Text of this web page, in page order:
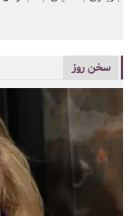
سخن روز